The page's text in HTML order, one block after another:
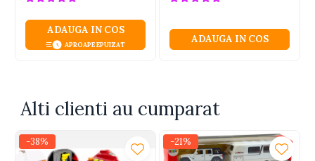
Produsul este certificat CE, conform EN71,
potrivit pentru copii cu vârsta de peste 3 ani.
⚠️ Acest produs este o jucărie pentru copii, fără
ADAUGA IN COS
APROAPE EPUIZAT ADAUGA IN COS
Alti clienti au cumparat
-38% -21%